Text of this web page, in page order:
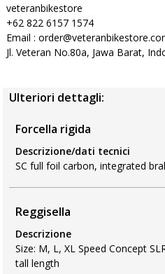
veteranbikestore
+62 822 6157 1574
Email :
Jl. Veteran No.80a, Jawa Barat,
Ulteriori dettagli:
Forcella rigida
Descrizione/dati tecnici
SC full foil carbon, integrated
Reggisella
Descrizione
Size: M, L, XL Speed Concept
tall length